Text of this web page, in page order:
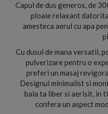
Capul de dus generos, de
ploaie relaxant
amesteca aerul cu apa
Cu dusul de mana versatil,
pulverizare pentru o
preferi un masaj
Designul minimalist si
baia ta liber si aerisit, in
confera un aspect